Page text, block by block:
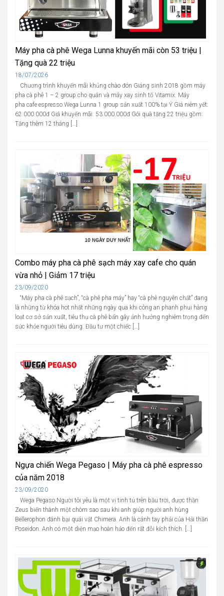
Máy pha cà phê Wega Lunna khuyến mãi còn 53 triệu |
Tặng quà 22 triệu
Cập
nhật
18/07/2026
Chương trình khuyến mãi khủng chào đón Giáng sinh 2018 gồm máy
pha cà phê 1 – 2 group cho quán và máy xay sinh tố Vitamix. Máy
pha cafe espresso Wega Lunna 1 group sản xuất 100% tại Ý Giá niêm yết:
62.000.000đ Giá khuyến mãi: 53.000.000đ Gói quà tặng 22 triệu gồm:
Tặng thêm 12 tháng […]
Combo máy pha cà phê sạch máy xay cafe cho quán
vừa nhỏ | Giảm 17 triệu
Cập
nhật
23/09/2020
“Máy pha cà phê sạch”, “cà phê pha máy” hay “cà phê nguyên chất” đang
là những từ khóa hot nhất những ngày qua khi công an phanh phui hàng
loạt cơ sở sản xuất, tiêu thụ cà phê bẩn gây ảnh hưởng nghiêm trọng đến
sức khỏe người tiêu dùng. Đầu tư một chiếc […]
Ngựa chiến Wega Pegaso | Máy pha cà phê espresso
của năm 2018
Cập
nhật
23/09/2020
Wega Pegaso Người tôi yêu là một vị tinh tú trên bầu trời, được thần
Zeus biến thành một chòm sao sau khi anh giúp người anh hùng
Bellerophon đánh bại quái vật Chimera. Anh là cánh tay phải của Hải thần
Poseidon. Anh có một diện mạo hoàn hảo đến rất đỗi kích thích. […]